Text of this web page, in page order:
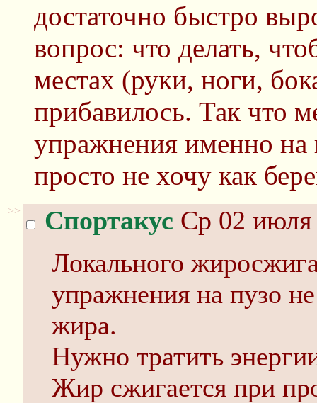
достаточно быстро
вопрос: что делать,
местах (руки, ноги,
прибавилось. Так что
упражнения именно на
просто не хочу как
>> Спортакус Ср 02 июля
Локального
упражнения на пузо
жира.
Нужно тратить
Жир сжигается при